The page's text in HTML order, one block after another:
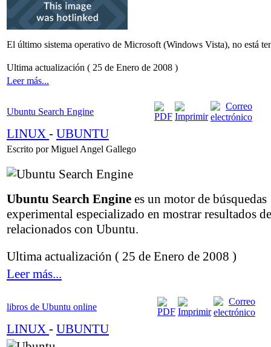
El último sistema operativo de Microsoft (Windows Vista), no está
Ultima actualización ( 25 de Enero de 2008 )
Leer más...
Ubuntu Search Engine
LINUX - UBUNTU
Escrito por Miguel Angel Gallego
Ubuntu Search Engine es un motor de búsquedas
experimental especializado en mostrar resultados
relacionados con Ubuntu.
Ultima actualización ( 25 de Enero de 2008 )
Leer más...
libros de Ubuntu online
LINUX - UBUNTU